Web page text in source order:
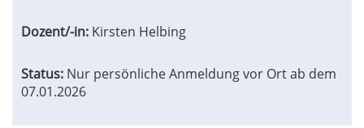
Dozent/-in: Kirsten Helbing
Status: Nur persönliche Anmeldung vor Ort ab dem
07.01.2026